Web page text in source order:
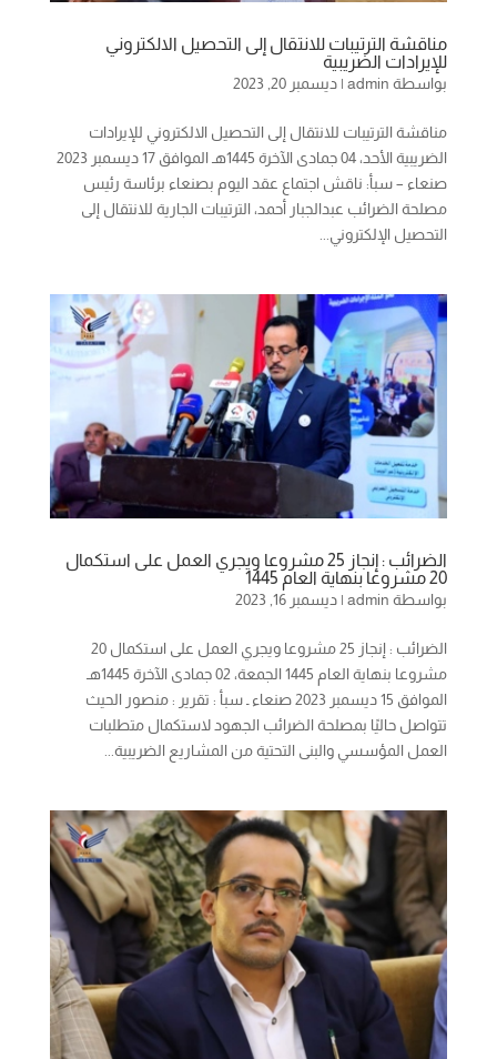
مناقشة الترتيبات للانتقال إلى التحصيل الالكتروني
للإيرادات الضريبية
بواسطة admin
| ديسمبر 20, 2023
مناقشة الترتيبات للانتقال إلى التحصيل الالكتروني للإيرادات
الضريبية الأحد، 04 جمادى الآخرة 1445هـ الموافق 17 ديسمبر 2023
صنعاء – سبأ: ناقش اجتماع عقد اليوم بصنعاء برئاسة رئيس
مصلحة الضرائب عبدالجبار أحمد، الترتيبات الجارية للانتقال إلى
التحصيل الإلكتروني...
الضرائب : إنجاز 25 مشروعا ويجري العمل على استكمال
20 مشروعا بنهاية العام 1445
بواسطة admin
| ديسمبر 16, 2023
الضرائب : إنجاز 25 مشروعا ويجري العمل على استكمال 20
مشروعا بنهاية العام 1445 الجمعة، 02 جمادى الآخرة 1445هـ
الموافق 15 ديسمبر 2023 صنعاء ـ سبأ : تقرير : منصور الحيث
تتواصل حاليًا بمصلحة الضرائب الجهود لاستكمال متطلبات
العمل المؤسسي والبنى التحتية من المشاريع الضريبية...